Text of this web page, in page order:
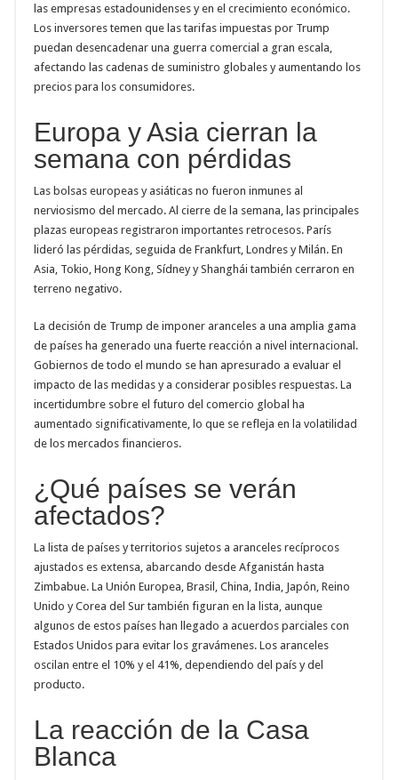
las empresas estadounidenses y en el crecimiento económico.
Los inversores temen que las tarifas impuestas por Trump
puedan desencadenar una guerra comercial a gran escala,
afectando las cadenas de suministro globales y aumentando los
precios para los consumidores.
Europa y Asia cierran la
semana con pérdidas
Las bolsas europeas y asiáticas no fueron inmunes al
nerviosismo del mercado. Al cierre de la semana, las principales
plazas europeas registraron importantes retrocesos. París
lideró las pérdidas, seguida de Frankfurt, Londres y Milán. En
Asia, Tokio, Hong Kong, Sídney y Shanghái también cerraron en
terreno negativo.
La decisión de Trump de imponer aranceles a una amplia gama
de países ha generado una fuerte reacción a nivel internacional.
Gobiernos de todo el mundo se han apresurado a evaluar el
impacto de las medidas y a considerar posibles respuestas. La
incertidumbre sobre el futuro del comercio global ha
aumentado significativamente, lo que se refleja en la volatilidad
de los mercados financieros.
¿Qué países se verán
afectados?
La lista de países y territorios sujetos a aranceles recíprocos
ajustados es extensa, abarcando desde Afganistán hasta
Zimbabue. La Unión Europea, Brasil, China, India, Japón, Reino
Unido y Corea del Sur también figuran en la lista, aunque
algunos de estos países han llegado a acuerdos parciales con
Estados Unidos para evitar los gravámenes. Los aranceles
oscilan entre el 10% y el 41%, dependiendo del país y del
producto.
La reacción de la Casa
Blanca